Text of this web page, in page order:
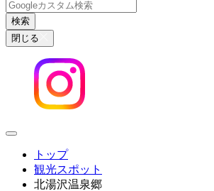
検索
閉じる
トップ
観光スポット
北湯沢温泉郷